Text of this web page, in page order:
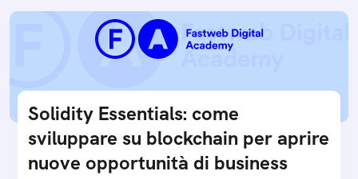
Solidity Essentials: come
sviluppare su blockchain per aprire
nuove opportunità di business